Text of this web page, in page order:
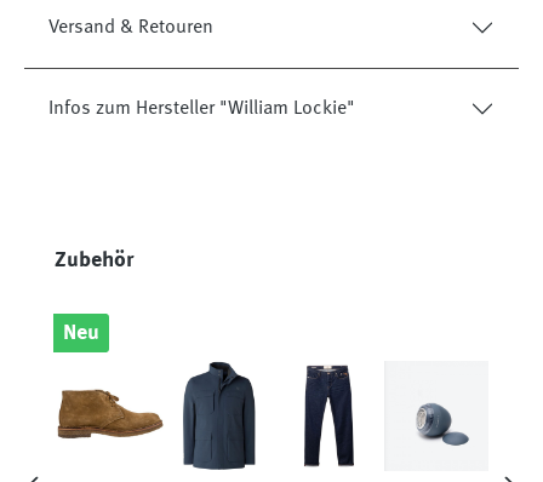
Versand & Retouren
Infos zum Hersteller "William Lockie"
Produktgalerie überspringen
Zubehör
Neu